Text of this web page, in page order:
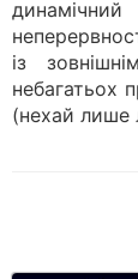
із
небагатьох
(нехай лише